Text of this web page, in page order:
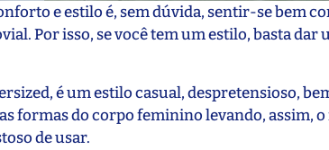
e estilo é, sem dúvida, sentir-se bem
Por isso, se você tem um estilo, basta
é um estilo casual, despretensioso,
formas do corpo feminino levando, assim, o
de usar.